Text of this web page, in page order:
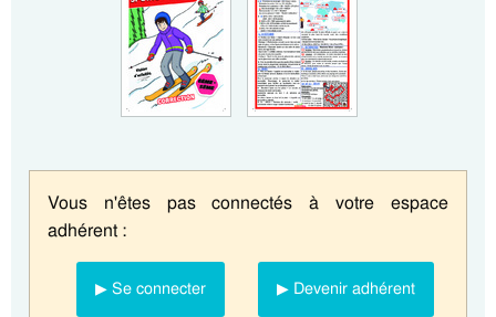
Vous n'êtes pas connectés à votre espace
adhérent :
▶ Se connecter ▶ Devenir adhérent